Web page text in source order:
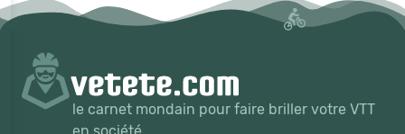
le carnet mondain pour faire briller votre VTT